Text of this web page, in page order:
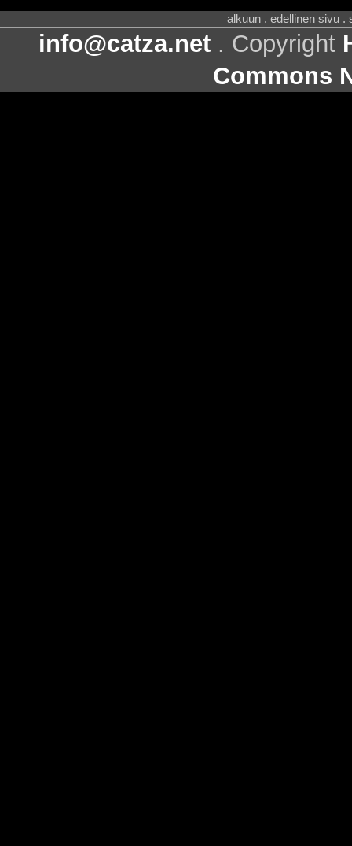
alkuun . edellinen sivu .
info@catza.net . Copyright
Commons